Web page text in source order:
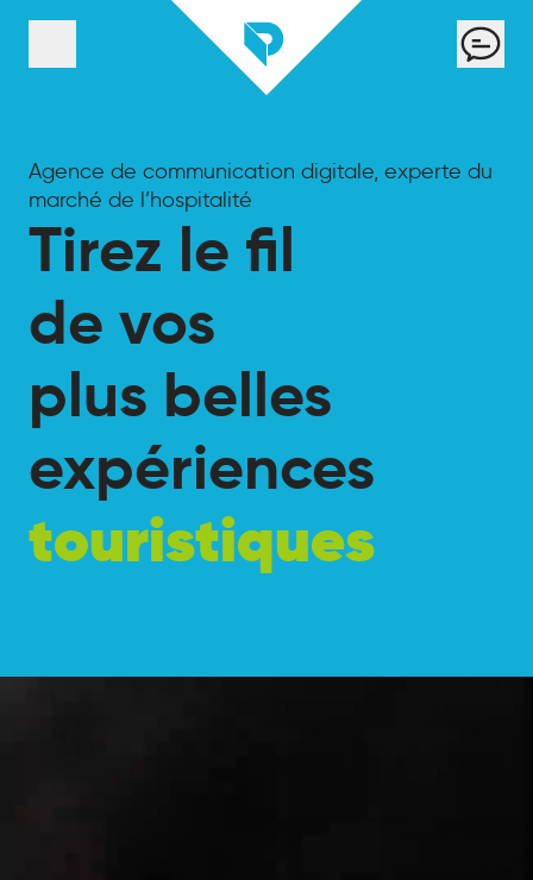
Agence de communication digitale, experte du
marché de l’hospitalité
Tirez le fil
de vos
plus belles
expériences
touristiques
Panneau de gestion des cookies